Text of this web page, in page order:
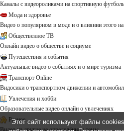
Каналы с видеороликами на спортивную
Мода и здоровье
Видео о популярном в моде и о влиянии этого на
Общественное ТВ
Онлайн видео о обществе и социуме
Путешествия и события
Актуальные видео о событиях и о мире туризма
Транспорт Online
Видосики о транспортном движении и
Увлечения и хобби
Образовательные видео онлайн о увлечениях
Разное
Этот сайт использует файлы